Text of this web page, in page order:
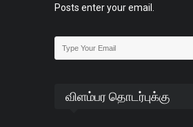
Posts enter your email.
விளம்பர தொடர்புக்கு